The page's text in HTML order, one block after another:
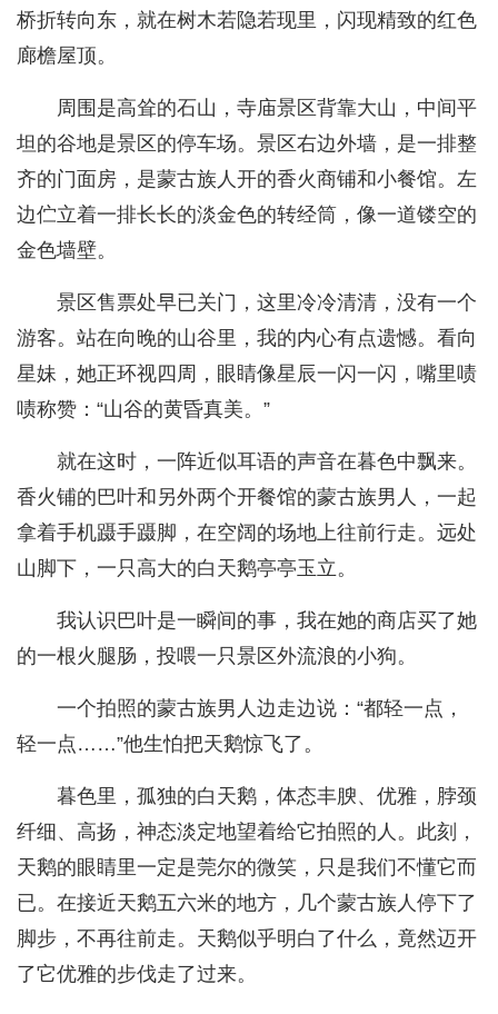
桥折转向东，就在树木若隐若现里，闪现精致的红色
廊檐屋顶。
周围是高耸的石山，寺庙景区背靠大山，中间平
坦的谷地是景区的停车场。景区右边外墙，是一排整
齐的门面房，是蒙古族人开的香火商铺和小餐馆。左
边伫立着一排长长的淡金色的转经筒，像一道镂空的
金色墙壁。
景区售票处早已关门，这里冷冷清清，没有一个
游客。站在向晚的山谷里，我的内心有点遗憾。看向
星妹，她正环视四周，眼睛像星辰一闪一闪，嘴里啧
啧称赞：“山谷的黄昏真美。”
就在这时，一阵近似耳语的声音在暮色中飘来。
香火铺的巴叶和另外两个开餐馆的蒙古族男人，一起
拿着手机蹑手蹑脚，在空阔的场地上往前行走。远处
山脚下，一只高大的白天鹅亭亭玉立。
我认识巴叶是一瞬间的事，我在她的商店买了她
的一根火腿肠，投喂一只景区外流浪的小狗。
一个拍照的蒙古族男人边走边说：“都轻一点，
轻一点……”他生怕把天鹅惊飞了。
暮色里，孤独的白天鹅，体态丰腴、优雅，脖颈
纤细、高扬，神态淡定地望着给它拍照的人。此刻，
天鹅的眼睛里一定是莞尔的微笑，只是我们不懂它而
已。在接近天鹅五六米的地方，几个蒙古族人停下了
脚步，不再往前走。天鹅似乎明白了什么，竟然迈开
了它优雅的步伐走了过来。